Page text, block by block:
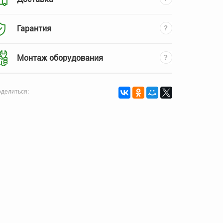
Гарантия
Монтаж оборудования